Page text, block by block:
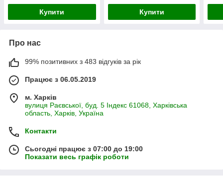
Купити Купити
Про нас
99% позитивних з 483 відгуків за рік
Працює з 06.05.2019
м. Харків
вулиця Раєвської, буд. 5 Індекс 61068, Харківська
область, Харків, Україна
Контакти
Сьогодні працює з 07:00 до 19:00
Показати весь графік роботи